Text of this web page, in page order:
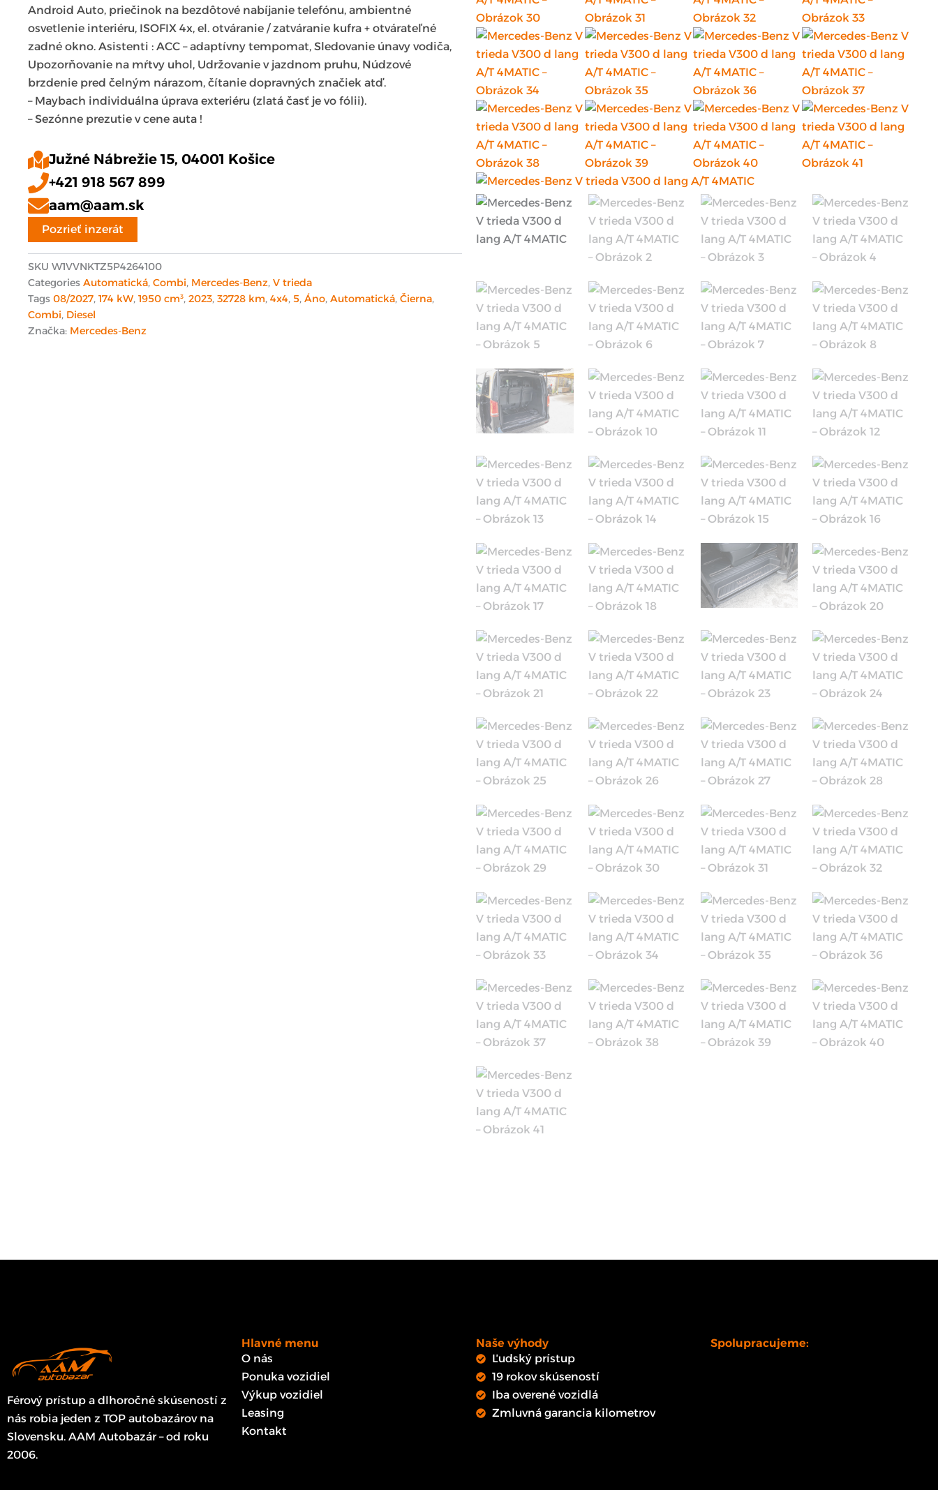
Android Auto, priečinok na bezdôtové nabíjanie telefónu, ambientné
osvetlenie interiéru, ISOFIX 4x, el. otváranie / zatváranie kufra + otvárateľné
zadné okno. Asistenti : ACC – adaptívny tempomat, Sledovanie únavy vodiča,
Upozorňovanie na mŕtvy uhol, Udržovanie v jazdnom pruhu, Núdzové
brzdenie pred čelným nárazom, čítanie dopravných značiek atď.
– Maybach individuálna úprava exteriéru (zlatá časť je vo fólii).
– Sezónne prezutie v cene auta !
Južné Nábrežie 15, 04001 Košice
+421 918 567 899
aam@aam.sk
Pozrieť inzerát
SKU W1VVNKTZ5P4264100
Categories Automatická, Combi, Mercedes-Benz, V trieda
Tags 08/2027, 174 kW, 1950 cm³, 2023, 32728 km, 4x4, 5, Áno, Automatická, Čierna,
Combi, Diesel
Značka: Mercedes-Benz
Férový prístup a dlhoročné skúseností z
nás robia jeden z TOP autobazárov na
Slovensku. AAM Autobazár – od roku
2006.
Hlavné menu
O nás
Ponuka vozidiel
Výkup vozidiel
Leasing
Kontakt
Naše výhody
Ľudský prístup
19 rokov skúseností
Iba overené vozidlá
Zmluvná garancia kilometrov
Spolupracujeme: